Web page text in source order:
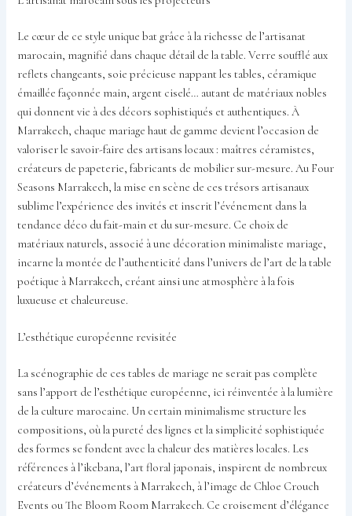
Le cœur de ce style unique bat grâce à la richesse de l’artisanat
marocain, magnifié dans chaque détail de la table. Verre soufflé aux
reflets changeants, soie précieuse nappant les tables, céramique
émaillée façonnée main, argent ciselé… autant de matériaux nobles
qui donnent vie à des décors sophistiqués et authentiques. À
Marrakech, chaque mariage haut de gamme devient l’occasion de
valoriser le savoir-faire des artisans locaux : maîtres céramistes,
créateurs de papeterie, fabricants de mobilier sur-mesure. Au Four
Seasons Marrakech, la mise en scène de ces trésors artisanaux
sublime l’expérience des invités et inscrit l’événement dans la
tendance déco du fait-main et du sur-mesure. Ce choix de
matériaux naturels, associé à une décoration minimaliste mariage,
incarne la montée de l’authenticité dans l’univers de l’art de la table
poétique à Marrakech, créant ainsi une atmosphère à la fois
luxueuse et chaleureuse.
L’esthétique européenne revisitée
La scénographie de ces tables de mariage ne serait pas complète
sans l’apport de l’esthétique européenne, ici réinventée à la lumière
de la culture marocaine. Un certain minimalisme structure les
compositions, où la pureté des lignes et la simplicité sophistiquée
des formes se fondent avec la chaleur des matières locales. Les
références à l’ikebana, l’art floral japonais, inspirent de nombreux
créateurs d’événements à Marrakech, à l’image de Chloe Crouch
Events ou The Bloom Room Marrakech. Ce croisement d’élégance